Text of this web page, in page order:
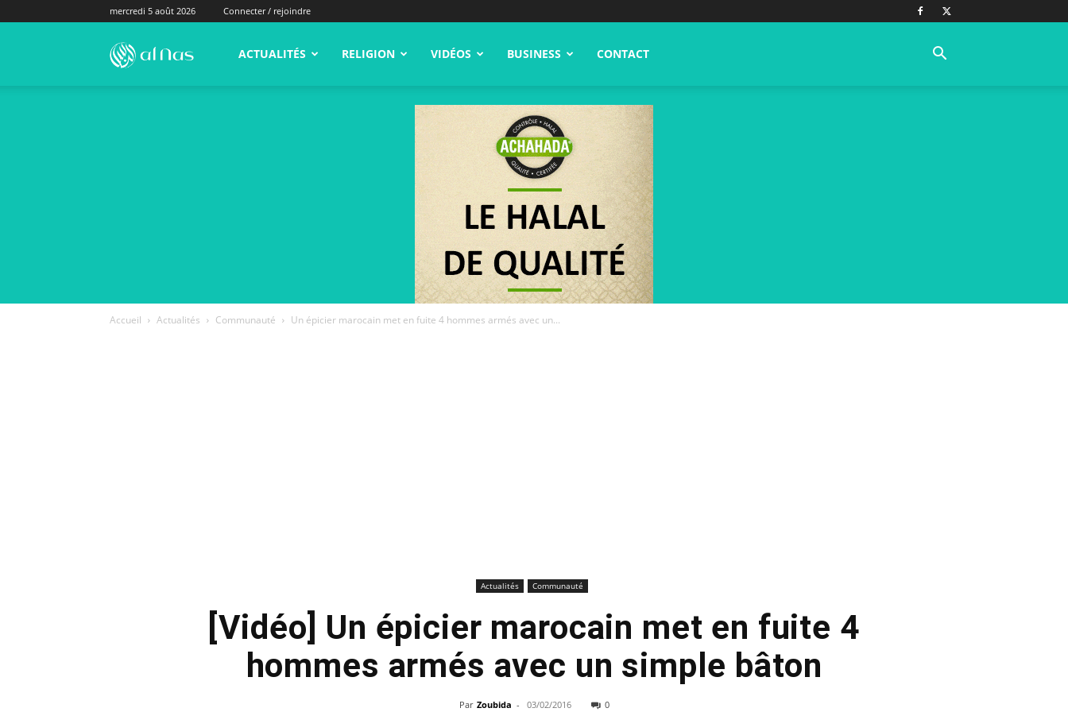
mercredi 5 août 2026 Connecter / rejoindre
alNas.fr ACTUALITÉS RELIGION VIDÉOS BUSINESS CONTACT
Accueil Actualités Communauté Un épicier marocain met en fuite 4 hommes armés avec un...
Actualités Communauté
[Vidéo] Un épicier marocain met en fuite 4
hommes armés avec un simple bâton
Par Zoubida - 03/02/2016 0